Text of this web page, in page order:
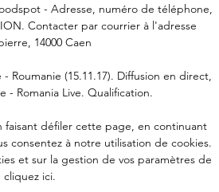
- Adresse, numéro de téléphone,
Contacter par courrier à l'adresse
14000 Caen
Roumanie (15.11.17). Diffusion en direct,
- Romania Live. Qualification.
faisant défiler cette page, en continuant
consentez à notre utilisation de cookies.
et sur la gestion de vos paramètres de
ici.